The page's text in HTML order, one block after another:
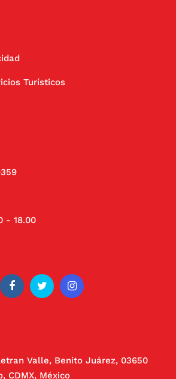
Turísticos
- 18.00
Valle, Benito Juárez, 03650
CDMX, México